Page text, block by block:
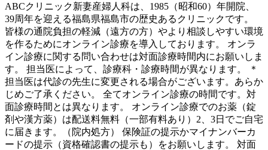
ABCクリニック新妻産婦人科は、1985（昭和60）年開院、
39周年を迎える福島県福島市の歴史あるクリニックです。
皆様の通院負担の軽減（遠方の方）やより相談しやすい環境
を作るためにオンライン診療を導入しております。 オンラ
イン診療に関する問い合わせは対面診療時間内にお願いしま
す。 担当医によって、診療科・診療時間が異なります。 ＊
担当医は代診の先生に変更される場合がございます。あらか
じめご了承ください。 全てオンライン診療の時間です。対
面診療時間とは異なります。 オンライン診療でのお薬（錠
剤や漢方薬）は配送料無料（一部有料あり）2、3日でご自宅
に届きます。（院内処方） 保険証の提示かマイナンバーカ
ードの提示（資格確認書の提示も）をお願いします。 対面